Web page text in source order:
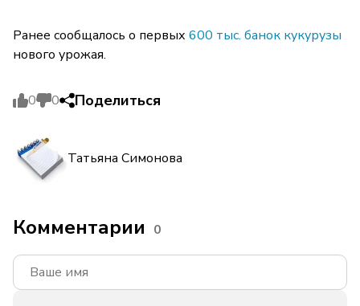
Ранее сообщалось о первых 600 тыс. банок кукурузы
нового урожая.
0 0 Поделиться
Татьяна Симонова
Комментарии 0